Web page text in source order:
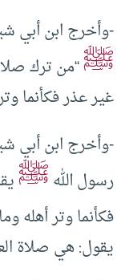
-وأخرج ابن أبي
ﷺ“من ترك
غير عذر فكأنما
-وأخرج ابن أبي
رسول اللهﷺ
فكأنما وتر أهله
يقول: هي صلاة